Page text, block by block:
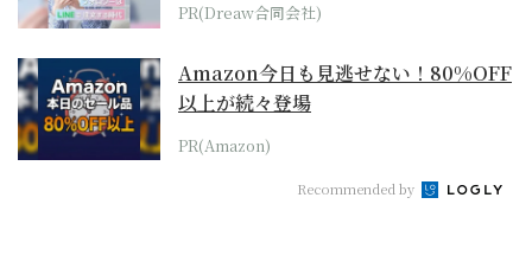
PR(Dreaw合同会社)
Amazon今日も見逃せない！80%OFF
以上が続々登場
PR(Amazon)
Recommended by